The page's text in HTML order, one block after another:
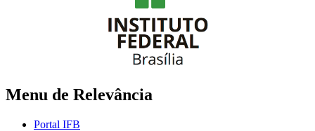
Menu de Relevância
Portal IFB